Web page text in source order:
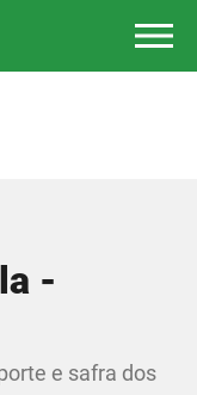
-
e safra dos